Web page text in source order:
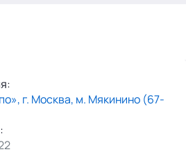
г. Москва, м. Мякинино (67-